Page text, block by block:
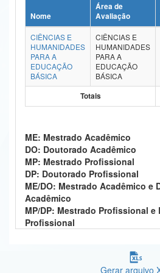
Ministério da Ciência, Tecnologia, Inovações e
Ministério do Meio Ambiente
Ministério do Turismo
Ministério do Desenvolvimento Regional
Ministério da Mulher, da Família e dos Direitos
Secretaria-Geral
Secretaria de Governo
Gabinete de Segurança Institucional
Nome
Área de
Avaliação
CIÊNCIAS E
HUMANIDADES
PARA A
EDUCAÇÃO
BÁSICA
CIÊNCIAS E
HUMANIDADES
PARA A
EDUCAÇÃO
BÁSICA
Totais
ME: Mestrado Acadêmico
DO: Doutorado Acadêmico
MP: Mestrado Profissional
DP: Doutorado Profissional
ME/DO: Mestrado Acadêmico e
Acadêmico
MP/DP: Mestrado Profissional e
Profissional
Gerar arquivo